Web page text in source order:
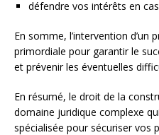
défendre vos intérêts en
En somme, l’intervention d’un
primordiale pour garantir le
et prévenir les éventuelles
En résumé, le droit de la
domaine juridique complexe
spécialisée pour sécuriser vos